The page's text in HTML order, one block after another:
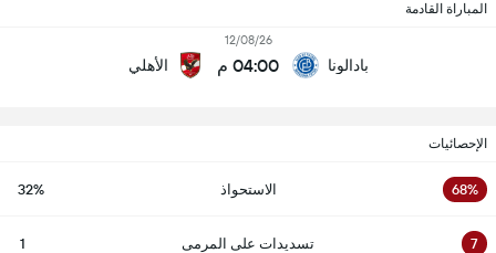
المباراة القادمة
بادالونا
12/08/26
04:00 م الأهلي
الإحصائيات
68% الاستحواذ 32%
7 تسديدات على المرمى 1